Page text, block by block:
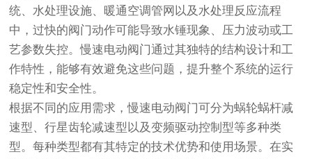
统、水处理设施、暖通空调管网以及水处理反应流程
中，过快的阀门动作可能导致水锤现象、压力波动或工
艺参数失控。慢速电动阀门通过其独特的结构设计和工
作特性，能够有效避免这些问题，提升整个系统的运行
稳定性和安全性。
根据不同的应用需求，慢速电动阀门可分为蜗轮蜗杆减
速型、行星齿轮减速型以及变频驱动控制型等多种类
型。每种类型都有其特定的技术优势和使用场景。在实